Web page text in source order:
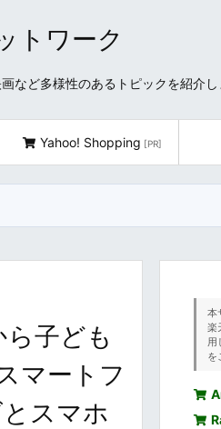
トワーク
など多様性のあるトピックを紹介し
Yahoo! Shopping [PR]
子ども
マートフ
スマホ
本
楽
用
を